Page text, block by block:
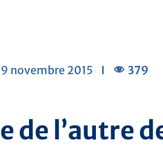
9 novembre 2015 379
de l’autre